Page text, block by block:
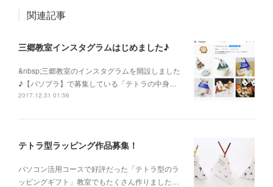
関連記事
三郷教室インスタグラムはじめました♪
&nbsp;三郷教室のインスタグラムを開設しました
♪【パソプラ】で募集している「テトラの中身…
2017.12.31 01:56
テトラ型ラッピング作品募集！
パソコン活用コースで好評だった「テトラ型のラ
ッピングギフト」教室でもたくさん作りました…